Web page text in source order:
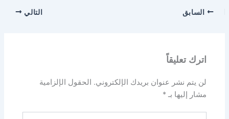
السابق التالي
اترك تعليقاً
لن يتم نشر عنوان بريدك الإلكتروني. الحقول الإلزامية
مشار إليها بـ*